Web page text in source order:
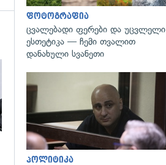
გადახედვა
ფოტოგრაფია
ცვალებადი ფერები და უცვლელი
ესთეტიკა — ჩემი თვალით
დანახული სვანეთი
პოლიტიკა